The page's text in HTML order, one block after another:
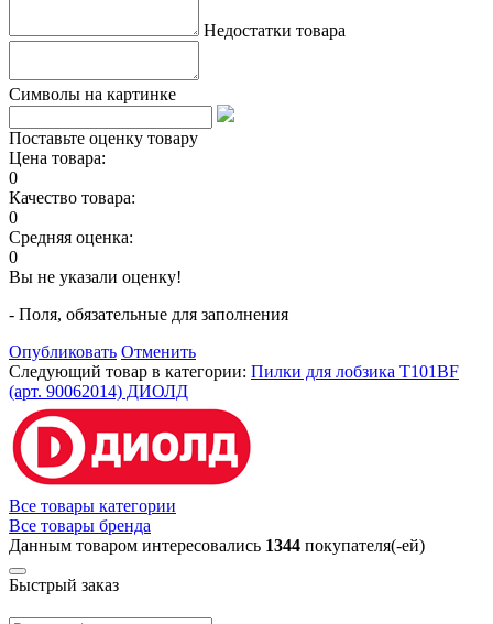
Недостатки товара
Символы на картинке
Поставьте оценку товару
Цена товара:
0
Качество товара:
0
Средняя оценка:
0
Вы не указали оценку!
- Поля, обязательные для заполнения
Опубликовать Отменить
Следующий товар в категории: Пилки для лобзика Т101BF
(арт. 90062014) ДИОЛД
Все товары категории
Все товары бренда
Данным товаром интересовались 1344 покупателя(-ей)
Быстрый заказ